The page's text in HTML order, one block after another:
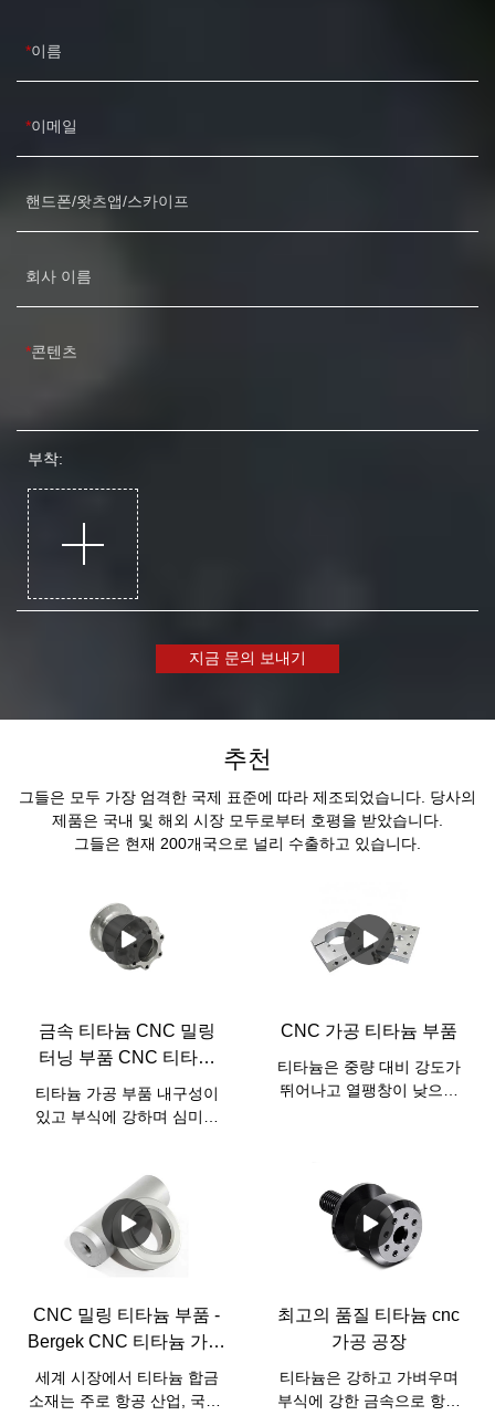
이름
이메일
핸드폰/왓츠앱/스카이프
회사 이름
콘텐츠
부착:
지금 문의 보내기
추천
그들은 모두 가장 엄격한 국제 표준에 따라 제조되었습니다. 당사의
제품은 국내 및 해외 시장 모두로부터 호평을 받았습니다.
그들은 현재 200개국으로 널리 수출하고 있습니다.
금속 티타늄 CNC 밀링
터닝 부품 CNC 티타늄
부품
티타늄 가공 부품 내구성이
있고 부식에 강하며 심미적
할 수 있습니다.
CNC 가공 티타늄 부품
티타늄은 중량 대비 강도가
뛰어나고 열팽창이 낮으며
동차, 의료 산업에 사용되는
우수한 중량 대비 강도 비
율.Bergek CNC는 업계 최고
의 기술을 보유하고 있습니
다. 티타늄 CNC 가공 역량,
CNC 터닝, 티타늄 CNC 보링
등 티타늄 CNC 공정을 제공
합니다.Bergek CNC와 제휴
하여 티타늄 CNC 가공 서비
스의 업계 표준을 경험해보
CNC 밀링 티타늄 부품 -
Bergek CNC 티타늄 가공
서비스
세계 시장에서 티타늄 합금
소재는 주로 항공 산업, 국방,
최고의 품질 티타늄 cnc
가공 공장
티타늄은 강하고 가벼우며
부식에 강한 금속으로 항공